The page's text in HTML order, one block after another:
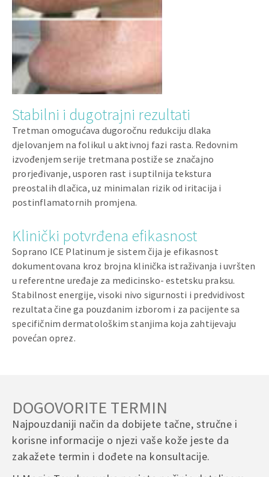
Stabilni i dugotrajni rezultati
Tretman omogućava dugoročnu redukciju dlaka
djelovanjem na folikul u aktivnoj fazi rasta. Redovnim
izvođenjem serije tretmana postiže se značajno
prorjeđivanje, usporen rast i suptilnija tekstura
preostalih dlačica, uz minimalan rizik od iritacija i
postinflamatornih promjena.
Klinički potvrđena efikasnost
Soprano ICE Platinum je sistem čija je efikasnost
dokumentovana kroz brojna klinička istraživanja i uvršten
u referentne uređaje za medicinsko- estetsku praksu.
Stabilnost energije, visoki nivo sigurnosti i predvidivost
rezultata čine ga pouzdanim izborom i za pacijente sa
specifičnim dermatološkim stanjima koja zahtijevaju
povećan oprez.
DOGOVORITE TERMIN
Najpouzdaniji način da dobijete tačne, stručne i
korisne informacije o njezi vaše kože jeste da
zakažete termin i dođete na konsultacije.